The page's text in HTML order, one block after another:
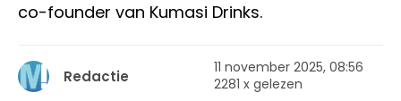
co-founder van Kumasi Drinks.
Redactie
11 november 2025, 08:56
2281 x gelezen